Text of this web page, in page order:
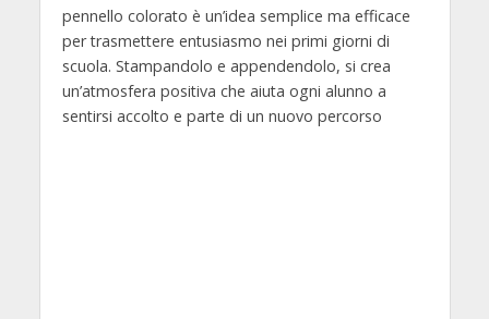
pennello colorato è un’idea semplice ma efficace
per trasmettere entusiasmo nei primi giorni di
scuola. Stampandolo e appendendolo, si crea
un’atmosfera positiva che aiuta ogni alunno a
sentirsi accolto e parte di un nuovo percorso